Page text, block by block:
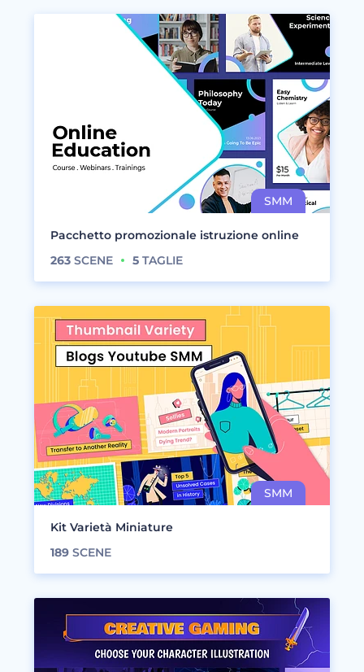
Pacchetto promozionale istruzione online
263 SCENE 5 TAGLIE
Kit Varietà Miniature
189 SCENE